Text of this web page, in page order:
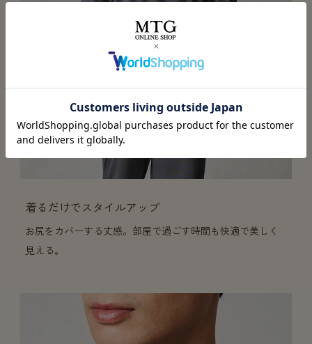
着るだけでスタイルアップ
お尻をカバーする丈感。部屋で過ごす時間も快適で美しく
見える。